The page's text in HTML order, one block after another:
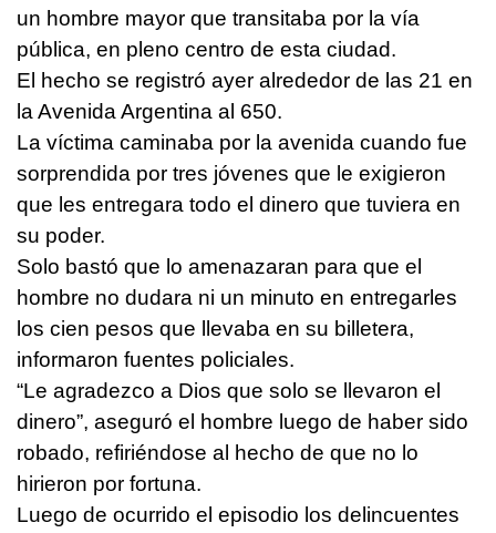
un hombre mayor que transitaba por la vía
pública, en pleno centro de esta ciudad.
El hecho se registró ayer alrededor de las 21 en
la Avenida Argentina al 650.
La víctima caminaba por la avenida cuando fue
sorprendida por tres jóvenes que le exigieron
que les entregara todo el dinero que tuviera en
su poder.
Solo bastó que lo amenazaran para que el
hombre no dudara ni un minuto en entregarles
los cien pesos que llevaba en su billetera,
informaron fuentes policiales.
“Le agradezco a Dios que solo se llevaron el
dinero”, aseguró el hombre luego de haber sido
robado, refiriéndose al hecho de que no lo
hirieron por fortuna.
Luego de ocurrido el episodio los delincuentes